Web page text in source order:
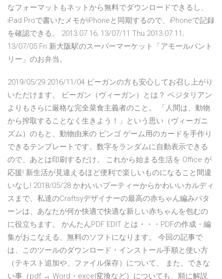
なフォーマットもネットから無料でダウンロードできるし、
iPad Proで書いたメモがiPhoneと同期するので、iPhoneで記録
を確認できる。 2013.07.16; 13/07/11 Thu 2013.07.11;
13/07/05 Fri 新大阪駅のスーパーマーケット「アモールパント
リー」のお弁当。
2019/05/29 2016/11/04 ビーガンの方も安心してお召し上がり
いただけます。 ビーガン（ヴィーガン）とは？ ベジタリアン
よりもさらに厳格な完全菜食主義者のこと。 「人間は、動物
から搾取することなく生きよう！」という思い（ヴィーガニ
ズム）のもと、動物由来の ビンゴ ゲーム用のカードを手作り
できるテンプレートです。数字をランダムに自動表示できる
ので、あとは印刷するだけ。 これから始まる生活を Office が
応援! 新生活が見違えるほど便利で楽しいものになること間違
いなし! 2018/05/28 かわいいブーティーからかわいいカルディ
スまで、私達のCraftsyデザイナーの最高の赤ちゃん編みパタ
ーンは、あなたが何か快適で快適な新しい赤ちゃんを包むの
に役立ちます。 かんたんPDF EDIT とは・・・PDFの作成・編
集がおこなえる、無料のソフトになります。 今回の記事で
は、このツールのダウンロード・インストール手順と使い方
（テキスト追加や、ファイル保存）について、 また、できな
い事（pdf → Word・excel変換など）についても、順に解説